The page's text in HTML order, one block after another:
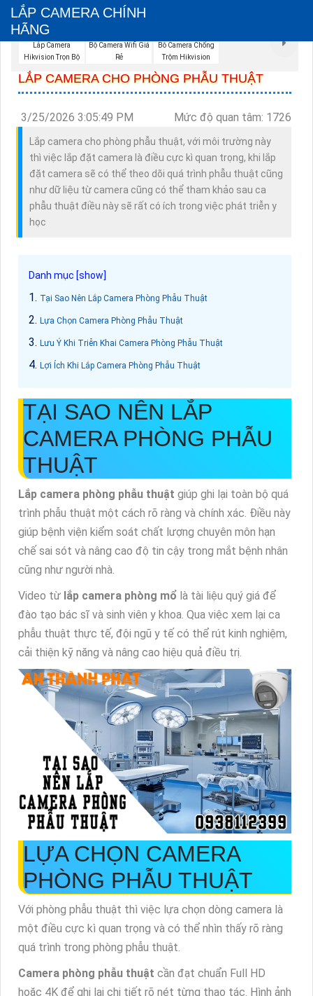
LẮP CAMERA CHÍNH
HÃNG
Lắp Camera
Hikvision Trọn Bộ
Bộ Camera Wifi Giá
Rẻ
Bô Camera Chống
Trộm Hikvision
LẮP CAMERA CHO PHÒNG PHẪU THUẬT
3/25/2026 3:05:49 PM Mức độ quan tâm: 1726
Lắp camera cho phòng phẫu thuật, với môi trường này
thì việc lắp đặt camera là điều cực kì quan trọng, khi lắp
đặt camera sẽ có thể theo dõi quá trình phẫu thuật cũng
như dữ liệu từ camera cũng có thể tham khảo sau ca
phẫu thuật điều này sẽ rất có ích trong việc phát triễn y
học
Tại Sao Nên Lắp Camera Phòng Phẫu Thuật
Lựa Chọn Camera Phòng Phẫu Thuật
Lưu Ý Khi Triễn Khai Camera Phòng Phẫu Thuật
Lợi Ích Khi Lắp Camera Phòng Phẫu Thuật
TẠI SAO NÊN LẮP
CAMERA PHÒNG PHẪU
THUẬT
Lắp camera phòng phẫu thuật giúp ghi lại toàn bộ quá
trình phẫu thuật một cách rõ ràng và chính xác. Điều này
giúp bệnh viện kiểm soát chất lượng chuyên môn hạn
chế sai sót và nâng cao độ tin cậy trong mắt bệnh nhân
cũng như người nhà.
Video từ lắp camera phòng mổ là tài liệu quý giá để
đào tạo bác sĩ và sinh viên y khoa. Qua việc xem lại ca
phẫu thuật thực tế, đội ngũ y tế có thể rút kinh nghiệm,
cải thiện kỹ năng và nâng cao hiệu quả điều trị.
LỰA CHỌN CAMERA
PHÒNG PHẪU THUẬT
Với phòng phẫu thuật thì việc lựa chọn dòng camera là
một điều cực kì quan trọng và có thể nhìn thấy rõ ràng
quá trình trong phòng phẫu thuật.
Camera phòng phẫu thuật cần đạt chuẩn Full HD
hoặc 4K để ghi lại chi tiết rõ nét từng thao tác. Hình ảnh